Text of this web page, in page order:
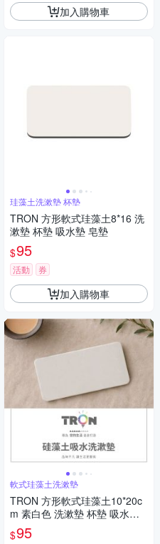
加入購物車
珪藻土洗漱墊 杯墊
TRON 方形軟式珪藻土8*16 洗
漱墊 杯墊 吸水墊 皂墊
$95
活動 券
加入購物車
軟式珪藻土洗漱墊
TRON 方形軟式珪藻土10*20c
m 素白色 洗漱墊 杯墊 吸水墊
皂墊
$95